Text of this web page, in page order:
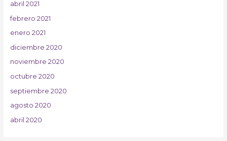
abril 2021
febrero 2021
enero 2021
diciembre 2020
noviembre 2020
octubre 2020
septiembre 2020
agosto 2020
abril 2020